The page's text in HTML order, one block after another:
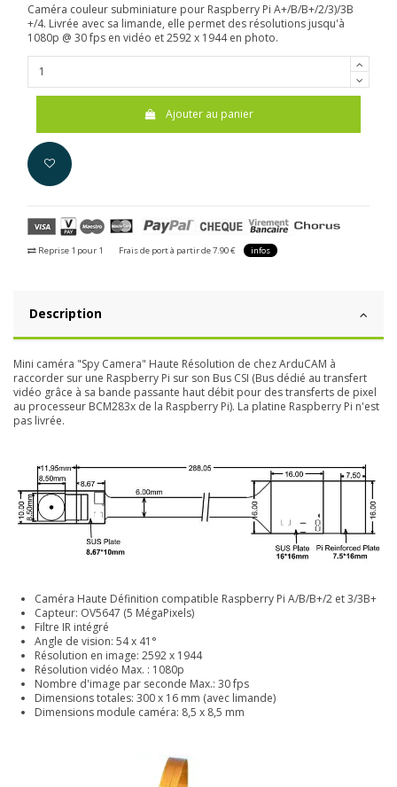
Caméra couleur subminiature pour Raspberry Pi A+/B/B+/2/3)/3B
+/4. Livrée avec sa limande, elle permet des résolutions jusqu'à
1080p @ 30 fps en vidéo et 2592 x 1944 en photo.
Ajouter au panier
Reprise 1 pour 1 Frais de port à partir de 7.90 € infos
Description
Mini caméra "Spy Camera" Haute Résolution de chez ArduCAM à
raccorder sur une Raspberry Pi sur son Bus CSI (Bus dédié au transfert
vidéo grâce à sa bande passante haut débit pour des transferts de pixel
au processeur BCM283x de la Raspberry Pi). La platine Raspberry Pi n'est
pas livrée.
Caméra Haute Définition compatible Raspberry Pi A/B/B+/2 et 3/3B+
Capteur: OV5647 (5 MégaPixels)
Filtre IR intégré
Angle de vision: 54 x 41°
Résolution en image: 2592 x 1944
Résolution vidéo Max. : 1080p
Nombre d'image par seconde Max.: 30 fps
Dimensions totales: 300 x 16 mm (avec limande)
Dimensions module caméra: 8,5 x 8,5 mm